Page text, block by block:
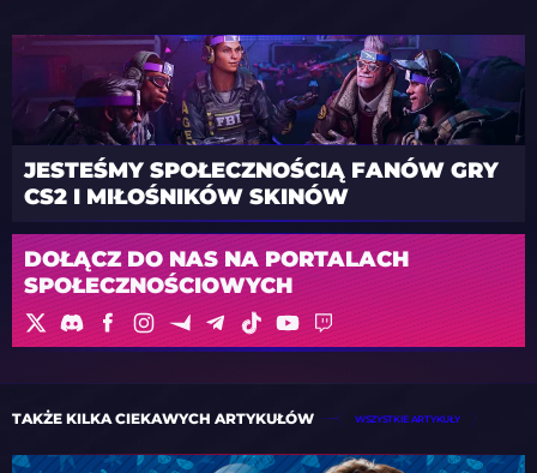
JESTEŚMY SPOŁECZNOŚCIĄ FANÓW GRY
CS2 I MIŁOŚNIKÓW SKINÓW
DOŁĄCZ DO NAS NA PORTALACH
SPOŁECZNOŚCIOWYCH
TAKŻE KILKA CIEKAWYCH ARTYKUŁÓW WSZYSTKIE ARTYKUŁY